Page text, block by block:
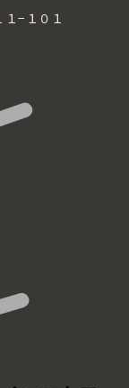
−１０１